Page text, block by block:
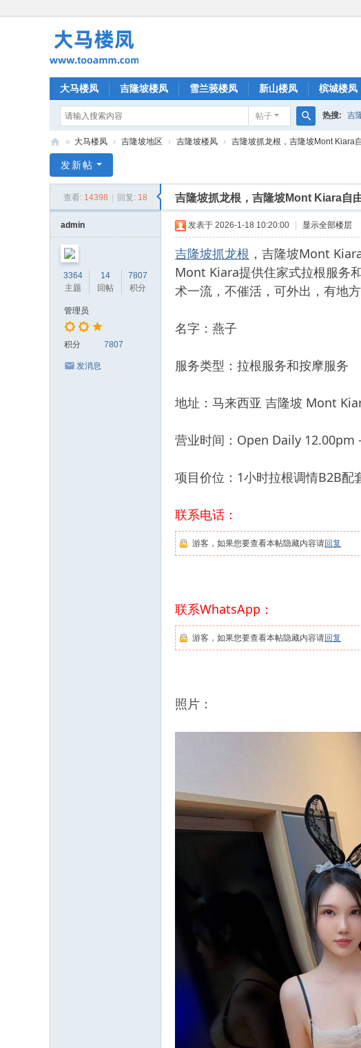
大马楼凤 吉隆坡楼凤 雪兰莪楼凤 新山楼凤 槟城楼凤
帖子
搜
热搜: 吉
马
» 大马楼凤 › 吉隆坡地区 › 吉隆坡楼凤 › 吉隆坡抓龙根，吉隆坡Mont Kiara
发新帖
查看: 14398 回复: 18 吉隆坡抓龙根，吉隆坡Mont Kiara自
admin
3364
主题
14
回帖
7807
积分
管理员
积分 7807
发消息
发表于 2026-1-18 10:20:00 显示全部楼层
吉隆坡抓龙根 ，吉隆坡Mont
Mont Kiara提供住家式拉根服务
术一流，不催活，可外出，有地
名字：燕子
服务类型：拉根服务和按摩服务
地址：马来西亚 吉隆坡 Mont
营业时间：Open Daily 12.00pm
项目价位：1小时拉根调情B2B配
联系电话：
游客，如果您要查看本帖隐藏内容请回复
联系WhatsApp：
游客，如果您要查看本帖隐藏内容请回复
照片：